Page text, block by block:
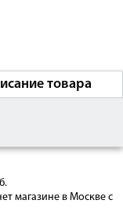
товара
магазине в Москве с